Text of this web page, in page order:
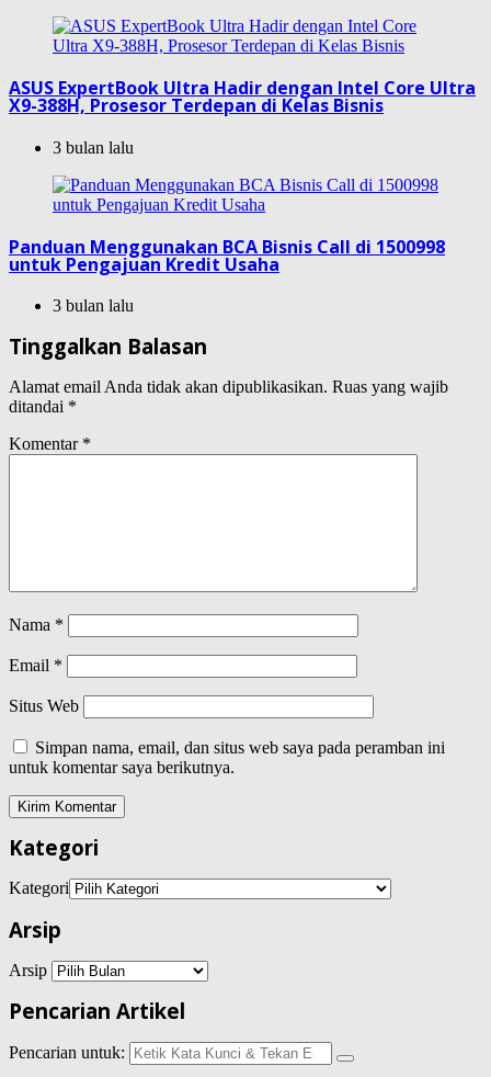
ASUS ExpertBook Ultra Hadir dengan Intel Core Ultra
X9-388H, Prosesor Terdepan di Kelas Bisnis
3 bulan lalu
Panduan Menggunakan BCA Bisnis Call di 1500998
untuk Pengajuan Kredit Usaha
3 bulan lalu
Tinggalkan Balasan
Alamat email Anda tidak akan dipublikasikan. Ruas yang wajib
ditandai *
Komentar *
Nama *
Email *
Situs Web
Simpan nama, email, dan situs web saya pada peramban ini
untuk komentar saya berikutnya.
Kategori
Kategori
Arsip
Arsip
Pencarian Artikel
Pencarian untuk: